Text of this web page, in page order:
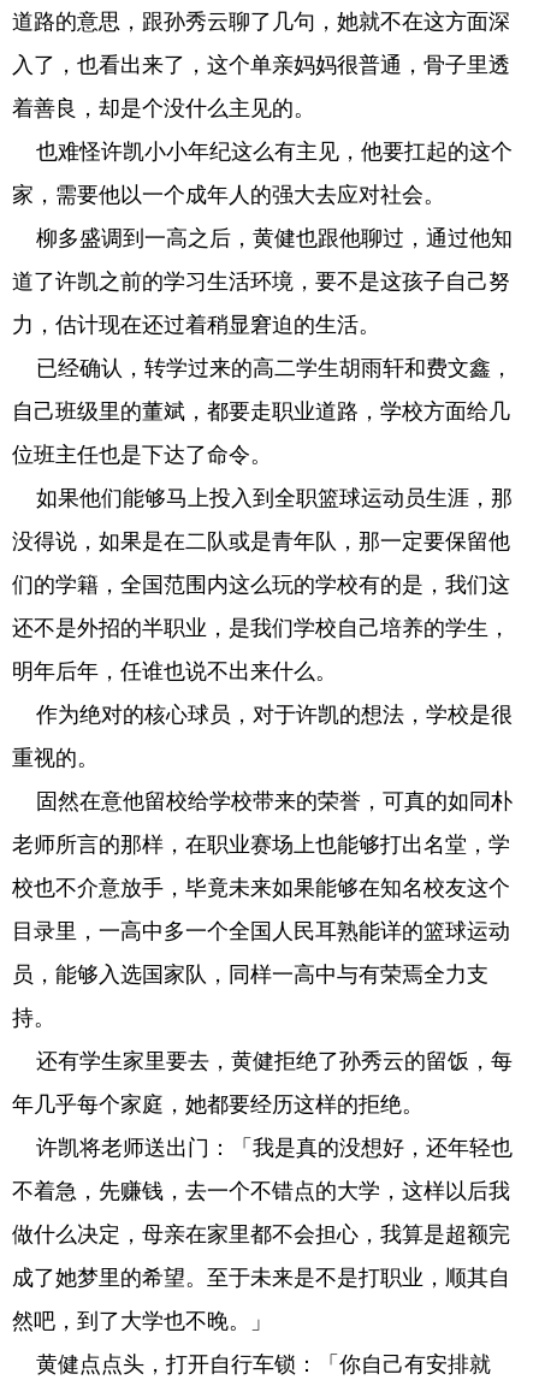
道路的意思，跟孙秀云聊了几句，她就不在这方面深
入了，也看出来了，这个单亲妈妈很普通，骨子里透
着善良，却是个没什么主见的。
也难怪许凯小小年纪这么有主见，他要扛起的这个
家，需要他以一个成年人的强大去应对社会。
柳多盛调到一高之后，黄健也跟他聊过，通过他知
道了许凯之前的学习生活环境，要不是这孩子自己努
力，估计现在还过着稍显窘迫的生活。
已经确认，转学过来的高二学生胡雨轩和费文鑫，
自己班级里的董斌，都要走职业道路，学校方面给几
位班主任也是下达了命令。
如果他们能够马上投入到全职篮球运动员生涯，那
没得说，如果是在二队或是青年队，那一定要保留他
们的学籍，全国范围内这么玩的学校有的是，我们这
还不是外招的半职业，是我们学校自己培养的学生，
明年后年，任谁也说不出来什么。
作为绝对的核心球员，对于许凯的想法，学校是很
重视的。
固然在意他留校给学校带来的荣誉，可真的如同朴
老师所言的那样，在职业赛场上也能够打出名堂，学
校也不介意放手，毕竟未来如果能够在知名校友这个
目录里，一高中多一个全国人民耳熟能详的篮球运动
员，能够入选国家队，同样一高中与有荣焉全力支
持。
还有学生家里要去，黄健拒绝了孙秀云的留饭，每
年几乎每个家庭，她都要经历这样的拒绝。
许凯将老师送出门：「我是真的没想好，还年轻也
不着急，先赚钱，去一个不错点的大学，这样以后我
做什么决定，母亲在家里都不会担心，我算是超额完
成了她梦里的希望。至于未来是不是打职业，顺其自
然吧，到了大学也不晚。」
黄健点点头，打开自行车锁：「你自己有安排就